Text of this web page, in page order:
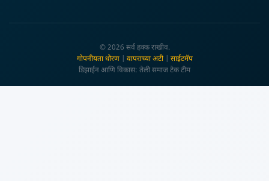
© 2026 सर्व हक्क राखीव.
गोपनीयता धोरण| वापराच्या अटी| साईटमॅप
डिझाईन आणि विकास: तेली समाज टेक टीम